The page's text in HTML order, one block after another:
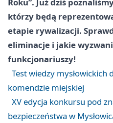
Roku”. Już dziś
którzy będą
etapie rywalizacji.
eliminacje i jakie
funkcjonariuszy!
Test wiedzy mysłowickich
komendzie miejskiej
XV edycja konkursu pod
bezpieczeństwa w